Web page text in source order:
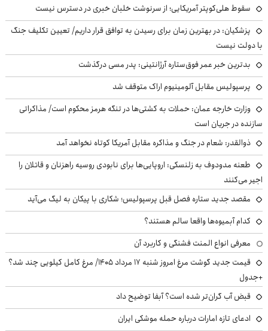
سقوط هلی‌کوپتر آمریکایی؛ از سرنوشت خلبان خبری در دسترس نیست
پزشکیان‌: در بهترین زمان برای رسیدن به توافق قرار داریم/ تعیین تکلیف جنگ
با دولت نیست
بدترین خبر عمر فوق‌ستاره آرژانتینی: پدر مسی درگذشت
پرسپولیس مقابل آلومینیوم اراک متوقف شد
وزارت خارجه عمان: حملات به کشتی‌ها در تنگه هرمز محکوم است/ مذاکراتی
سازنده در جریان است
ذوالقدر: شعام در جنگ و مذاکره مقابل آمریکا کوتاه نخواهد آمد
طعنه مدودوف به زلنسکی: اروپایی‌ها برای نابودی روسیه راهزنان و قاتلان را
اجیر می‌کنند
مقصد جدید ستاره فصل قبل پرسپولیس؛ شکاری با پیکان به لیگ می‌آید
کدام آبمیوه‌ها واقعا سالم هستند؟
معرفی انواع المنت فشنگی و کاربرد آن
قیمت جدید گوشت مرغ امروز شنبه ۱۷ مرداد ۱۴۰۵/ مرغ کامل کیلویی چند شد؟
+جدول
قبض آب گران‌تر شده است؟ آبفا توضیح داد
ادعای تازه امارات درباره حمله موشکی ایران